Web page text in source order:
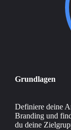
Grundlagen
Definiere deine
Branding und
du deine